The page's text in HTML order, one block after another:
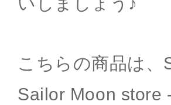
こちらの商品は
Sailor Moon store